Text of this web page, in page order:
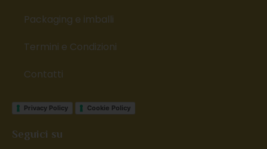
Packaging e imballi
Termini e Condizioni
Contatti
Privacy Policy Cookie Policy
Seguici su